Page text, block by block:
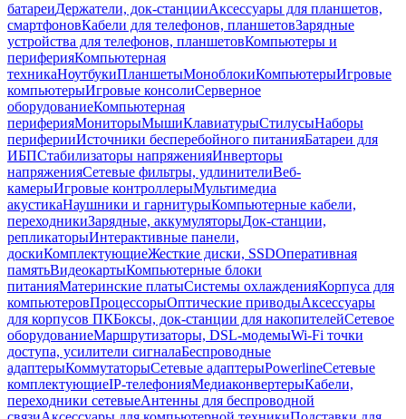
батареиДержатели, док-станцииАксессуары для планшетов,
смартфоновКабели для телефонов, планшетовЗарядные
устройства для телефонов, планшетовКомпьютеры и
периферияКомпьютерная
техникаНоутбукиПланшетыМоноблокиКомпьютерыИгровые
компьютерыИгровые консолиСерверное
оборудованиеКомпьютерная
периферияМониторыМышиКлавиатурыСтилусыНаборы
периферииИсточники бесперебойного питанияБатареи для
ИБПСтабилизаторы напряженияИнверторы
напряженияСетевые фильтры, удлинителиВеб-
камерыИгровые контроллерыМультимедиа
акустикаНаушники и гарнитурыКомпьютерные кабели,
переходникиЗарядные, аккумуляторыДок-станции,
репликаторыИнтерактивные панели,
доскиКомплектующиеЖесткие диски, SSDОперативная
памятьВидеокартыКомпьютерные блоки
питанияМатеринские платыСистемы охлажденияКорпуса для
компьютеровПроцессорыОптические приводыАксессуары
для корпусов ПКБоксы, док-станции для накопителейСетевое
оборудованиеМаршрутизаторы, DSL-модемыWi-Fi точки
доступа, усилители сигналаБеспроводные
адаптерыКоммутаторыСетевые адаптерыPowerlineСетевые
комплектующиеIP-телефонияМедиаконвертерыКабели,
переходники сетевыеАнтенны для беспроводной